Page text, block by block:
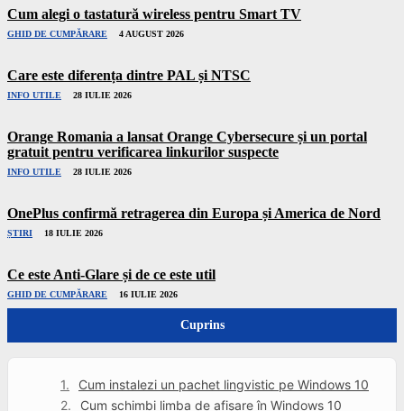
Cum alegi o tastatură wireless pentru Smart TV
GHID DE CUMPĂRARE 4 AUGUST 2026
Care este diferența dintre PAL și NTSC
INFO UTILE 28 IULIE 2026
Orange Romania a lansat Orange Cybersecure și un portal
gratuit pentru verificarea linkurilor suspecte
INFO UTILE 28 IULIE 2026
OnePlus confirmă retragerea din Europa și America de Nord
ȘTIRI 18 IULIE 2026
Ce este Anti-Glare și de ce este util
GHID DE CUMPĂRARE 16 IULIE 2026
Cuprins
Cum instalezi un pachet lingvistic pe Windows 10
Cum schimbi limba de afișare în Windows 10